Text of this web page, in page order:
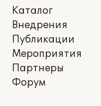
Каталог
Внедрения
Публикации
Мероприятия
Партнеры
Форум